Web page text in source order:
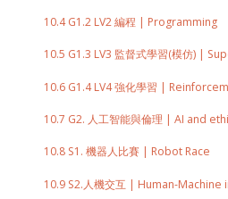
10.4 G1.2 LV2 編程 | Programming
10.5 G1.3 LV3 監督式學習(模仿) |
10.6 G1.4 LV4 強化學習 |
10.7 G2. 人工智能與倫理 | AI and
10.8 S1. 機器人比賽 | Robot Race
10.9 S2.人機交互 | Human-Machine